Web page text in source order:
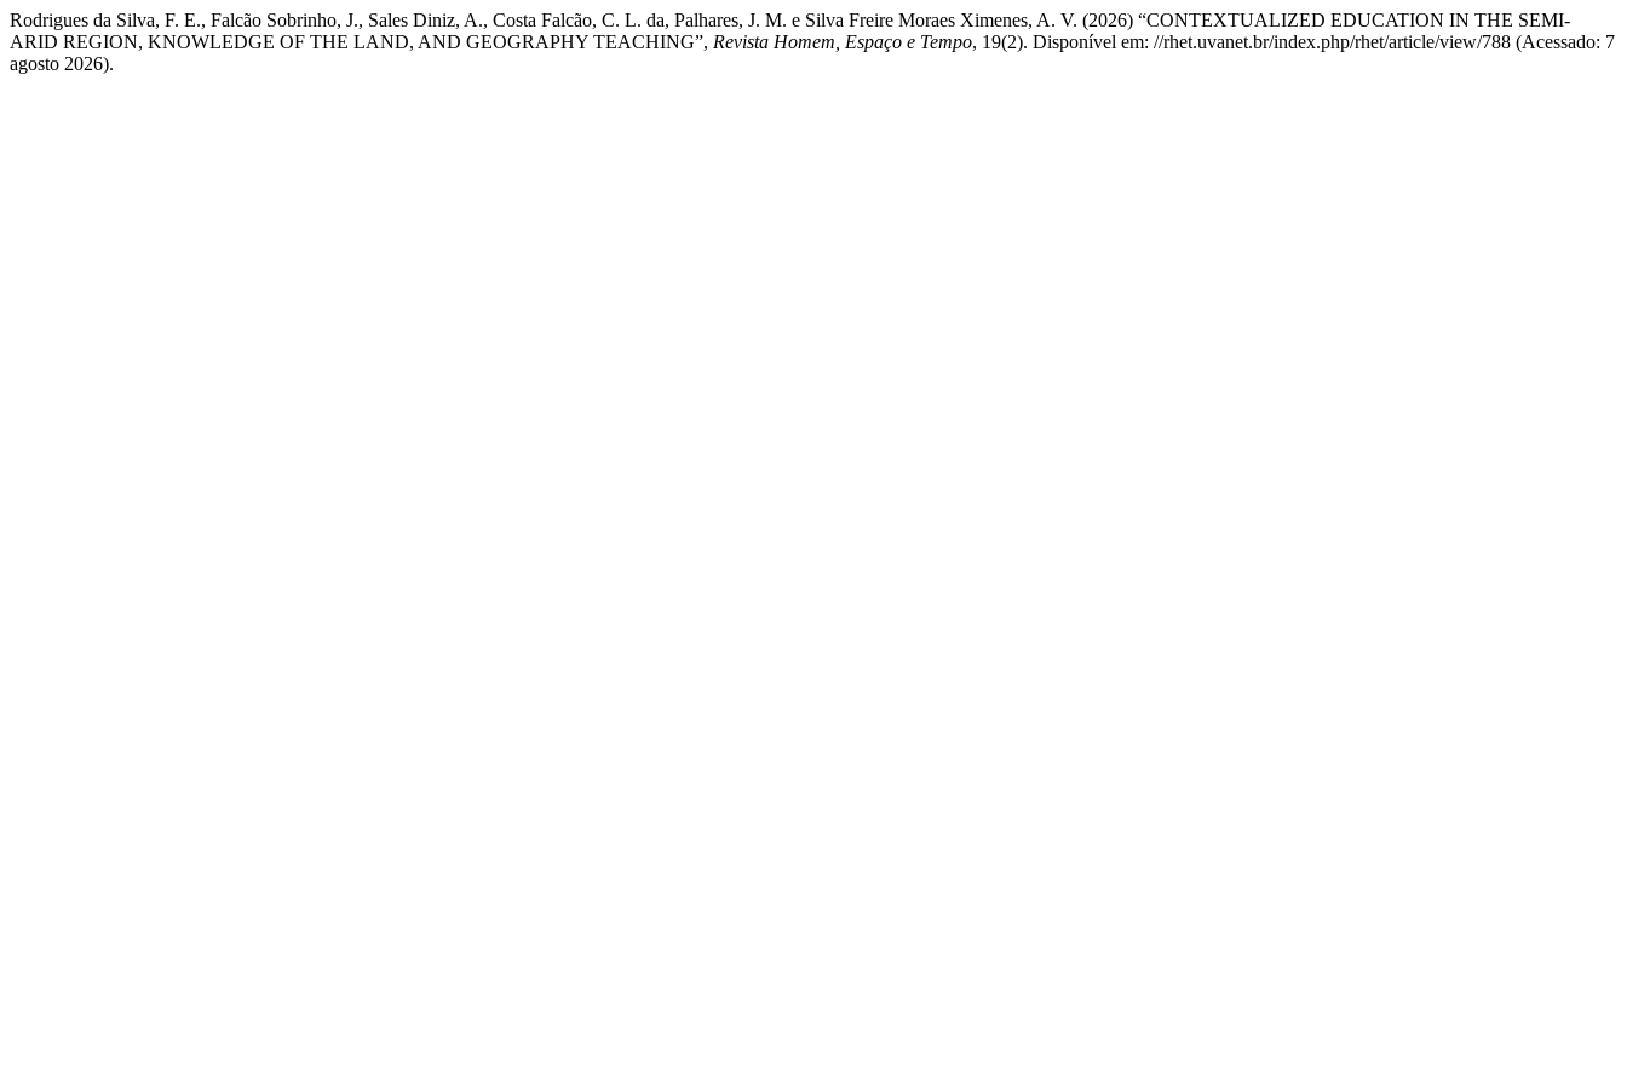
Rodrigues da Silva, F. E., Falcão Sobrinho, J., Sales Diniz, A., Costa Falcão, C. L. da, Palhares, J. M. e Silva Freire Moraes Ximenes, A. V. (2026) “CONTEXTUALIZED EDUCATION IN THE SEMI-
ARID REGION, KNOWLEDGE OF THE LAND, AND GEOGRAPHY TEACHING”, Revista Homem, Espaço e Tempo, 19(2). Disponível em: //rhet.uvanet.br/index.php/rhet/article/view/788 (Acessado: 7
agosto 2026).